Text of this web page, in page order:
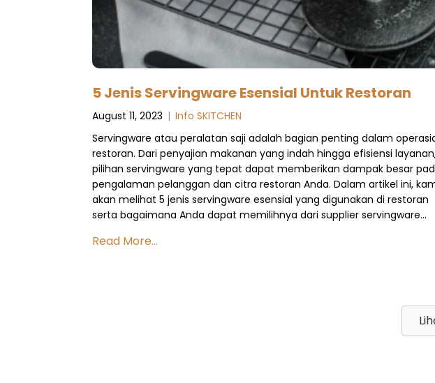
5 Jenis Servingware Esensial Untuk Restoran
August 11, 2023 | Info SKITCHEN
Servingware atau peralatan saji adalah bagian penting dalam
restoran. Dari penyajian makanan yang indah hingga efisiensi
pilihan servingware yang tepat dapat memberikan dampak besar
pengalaman pelanggan dan citra restoran Anda. Dalam artikel ini,
akan melihat 5 jenis servingware esensial yang digunakan di restoran
serta bagaimana Anda dapat memilihnya dari supplier servingware…
Read More...